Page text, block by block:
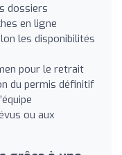
dossiers
en ligne
les disponibilités
pour le retrait
du permis définitif
ou aux